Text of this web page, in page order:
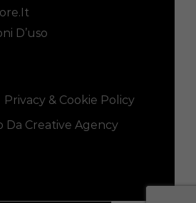
D’uso
Privacy & Cookie Policy
Da Creative Agency